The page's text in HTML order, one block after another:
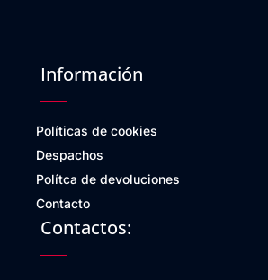
Información
Políticas de cookies
Despachos
Polítca de devoluciones
Contacto
Contactos: